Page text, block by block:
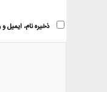
ذخیره نام، ایمیل